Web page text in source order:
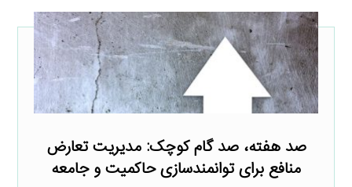
صد هفته، صد گام کوچک: مدیریت تعارض
منافع برای توانمندسازی حاکمیت و جامعه